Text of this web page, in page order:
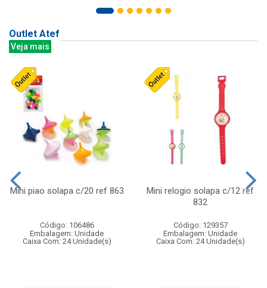
Outlet Atef
Veja mais
Mini piao solapa c/20 ref 863
Código: 106486
Embalagem: Unidade
Caixa Com: 24 Unidade(s)
Mini relogio solapa c/12 ref
832
Código: 129357
Embalagem: Unidade
Caixa Com: 24 Unidade(s)